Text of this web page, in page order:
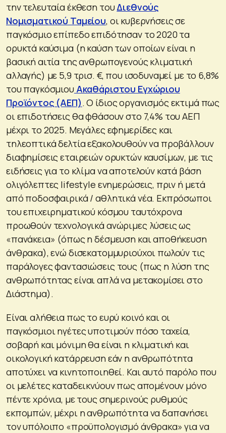
την τελευταία έκθεση τουΔιεθνούς
Νομισματικού Ταμείου, οι κυβερνήσεις σε
παγκόσμιο επίπεδο επιδότησαν το 2020 τα
ορυκτά καύσιμα (η καύση των οποίων είναι η
βασική αιτία της ανθρωπογενούς κλιματική
αλλαγής) με 5,9 τρισ. €, που ισοδυναμεί με το 6,8%
του παγκόσμιουΑκαθάριστου Εγχώριου
Προϊόντος (ΑΕΠ) . Ο ίδιος οργανισμός εκτιμά πως
οι επιδοτήσεις θα φθάσουν στο 7,4% του ΑΕΠ
μέχρι το 2025. Μεγάλες εφημερίδες και
τηλεοπτικά δελτία εξακολουθούν να προβάλλουν
διαφημίσεις εταιρειών ορυκτών καυσίμων, με τις
ειδήσεις για το κλίμα να αποτελούν κατά βάση
ολιγόλεπτες lifestyle ενημερώσεις, πριν ή μετά
από ποδοσφαιρικά / αθλητικά νέα. Εκπρόσωποι
του επιχειρηματικού κόσμου ταυτόχρονα
προωθούν τεχνολογικά ανώριμες λύσεις ως
«πανάκεια» (όπως η δέσμευση και αποθήκευση
άνθρακα), ενώ δισεκατομμυριούχοι πωλούν τις
παράλογες φαντασιώσεις τους (πως η λύση της
ανθρωπότητας είναι απλά να μετακομίσει στο
Διάστημα).
Είναι αλήθεια πως το ευρύ κοινό και οι
παγκόσμιοι ηγέτες υποτιμούν πόσο ταχεία,
σοβαρή και μόνιμη θα είναι η κλιματική και
οικολογική κατάρρευση εάν η ανθρωπότητα
αποτύχει να κινητοποιηθεί. Και αυτό παρόλο που
οι μελέτες καταδεικνύουν πως απομένουν μόνο
πέντε χρόνια, με τους σημερινούς ρυθμούς
εκπομπών, μέχρι η ανθρωπότητα να δαπανήσει
τον υπόλοιπο «προϋπολογισμό άνθρακα» για να